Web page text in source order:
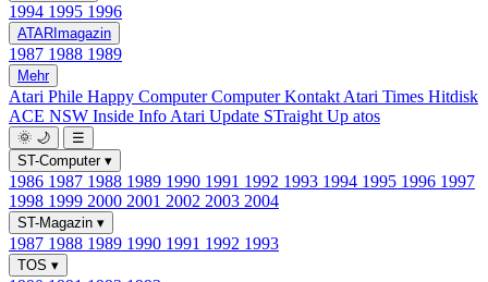
1994 1995 1996
ATARImagazin
1987 1988 1989
Mehr
Atari Phile Happy ComputerComputer Kontakt Atari Times Hitdisk
ACE NSW Inside Info Atari Update STraight Up atos
🌞 🌙
☰
ST-Computer ▾
1986 1987 1988 1989 1990 1991 1992 1993 1994 1995 1996 1997
1998 1999 2000 2001 2002 2003 2004
ST-Magazin ▾
1987 1988 1989 1990 1991 1992 1993
TOS ▾